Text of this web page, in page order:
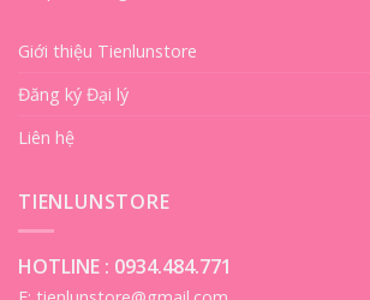
Giới thiệu Tienlunstore
Đăng ký Đại lý
Liên hệ
TIENLUNSTORE
HOTLINE : 0934.484.771